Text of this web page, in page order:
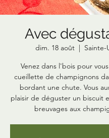
Avec
dim. 18 août
  |
Sainte-
Venez dans l'bois pour
cueillette de champignons
bordant une chute. Vous
plaisir de déguster un biscuit
breuvages aux